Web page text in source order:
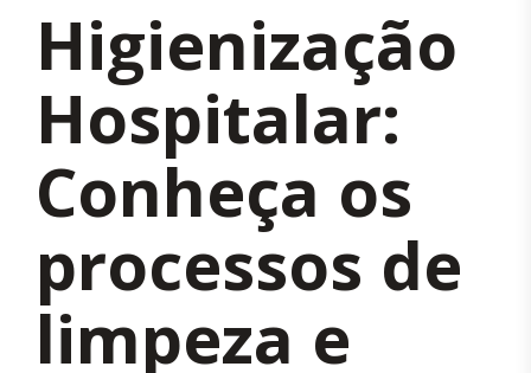
Higienização
Hospitalar:
Conheça os
processos de
limpeza e